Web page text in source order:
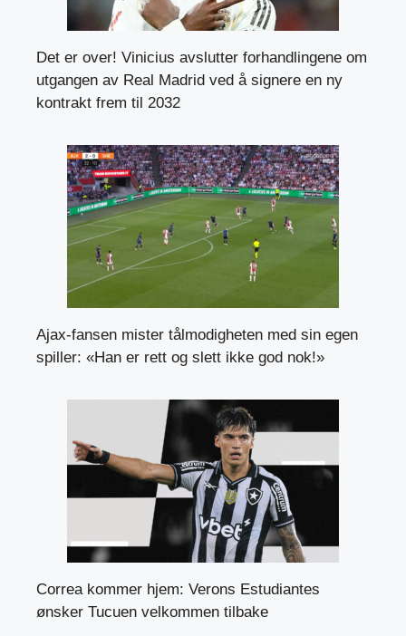
Det er over! Vinicius avslutter forhandlingene om
utgangen av Real Madrid ved å signere en ny
kontrakt frem til 2032
Ajax-fansen mister tålmodigheten med sin egen
spiller: «Han er rett og slett ikke god nok!»
Correa kommer hjem: Verons Estudiantes
ønsker Tucuen velkommen tilbake